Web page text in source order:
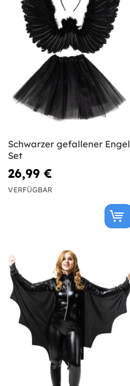
Schwarzer gefallener Engel
Set
26,99 €
VERFÜGBAR